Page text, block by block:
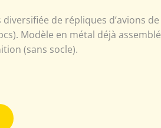
de répliques d’avions de
Modèle en métal déjà assemblé
(sans socle).